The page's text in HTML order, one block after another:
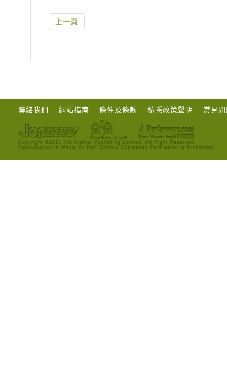
上一頁
聯絡我們 網站指南 條件及條款 私隱政策聲明 常見
Copyright ©2013 Job Market Publishing Limited. All Right Reserved.
Reproduction in Whole Or Part Without Expressed Permission is Prohibited.